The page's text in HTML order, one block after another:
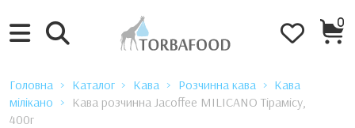
0
Головна Каталог Кава Розчинна кава
Кава
мілікано
Кава розчинна Jacoffee MILICANO Тірамісу,
400г